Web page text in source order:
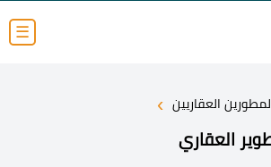
☰
العقاريين ›
العقاري